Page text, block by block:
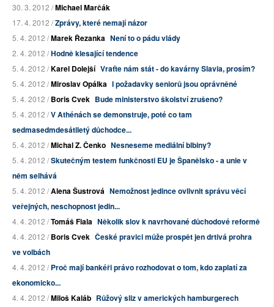
30. 3. 2012 /Michael Marčák
17. 4. 2012 /Zprávy, které nemají názor
5. 4. 2012 /Marek Řezanka Není to o pádu vlády
2. 4. 2012 /Hodně klesající tendence
5. 4. 2012 /Karel Dolejší Vraťte nám stát - do kavárny Slavia, prosím?
5. 4. 2012 /Miroslav Opálka I požadavky seniorů jsou oprávněné
5. 4. 2012 /Boris Cvek Bude ministerstvo školství zrušeno?
5. 4. 2012 /V Athénách se demonstruje, poté co tam
sedmasedmdesátiletý důchodce...
5. 4. 2012 /Michal Z. Čenko Nesneseme mediální blbiny?
5. 4. 2012 /Skutečným testem funkčnosti EU je Španělsko - a unie v
něm selhává
5. 4. 2012 /Alena Šustrová Nemožnost jedince ovlivnit správu věcí
veřejných, neschopnost jedin...
4. 4. 2012 /Tomáš Fiala Několik slov k navrhované důchodové reformě
4. 4. 2012 /Boris Cvek České pravici může prospět jen drtivá prohra
ve volbách
4. 4. 2012 /Proč mají bankéři právo rozhodovat o tom, kdo zaplatí za
ekonomicko...
4. 4. 2012 /Miloš Kaláb Růžový sliz v amerických hamburgerech